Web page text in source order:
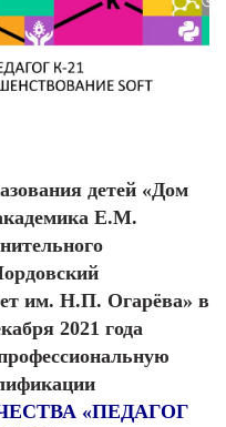
детей «Дом
Е.М.
им. Н.П. Огарёва» в
2021 года
«ПЕДАГОГ